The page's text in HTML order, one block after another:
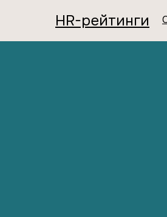
HR-рейтинги